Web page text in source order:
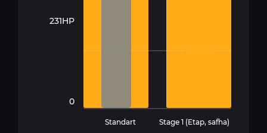
231HP
0
Standart Stage 1 (Etap, safha)